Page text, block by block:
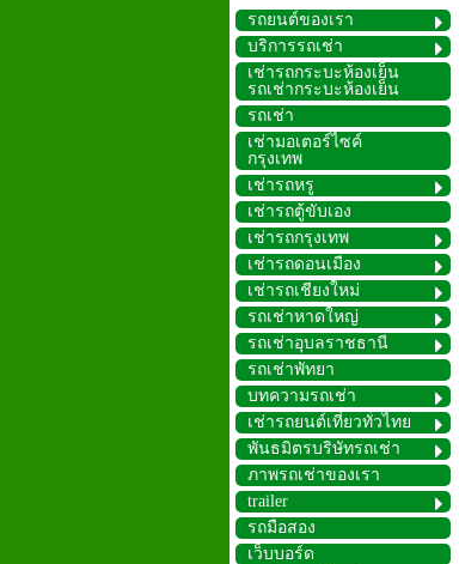
รถยนต์ของเรา
บริการรถเช่า
เช่ารถกระบะห้องเย็น
รถเช่ากระบะห้องเย็น
รถเช่า
เช่ามอเตอร์ไซค์
กรุงเทพ
เช่ารถหรู
เช่ารถตู้ขับเอง
เช่ารถกรุงเทพ
เช่ารถดอนเมือง
เช่ารถเชียงใหม่
รถเช่าหาดใหญ่
รถเช่าอุบลราชธานี
รถเช่าพัทยา
บทความรถเช่า
เช่ารถยนต์เที่ยวทั่วไทย
พันธมิตรบริษัทรถเช่า
ภาพรถเช่าของเรา
trailer
รถมือสอง
เว็บบอร์ด